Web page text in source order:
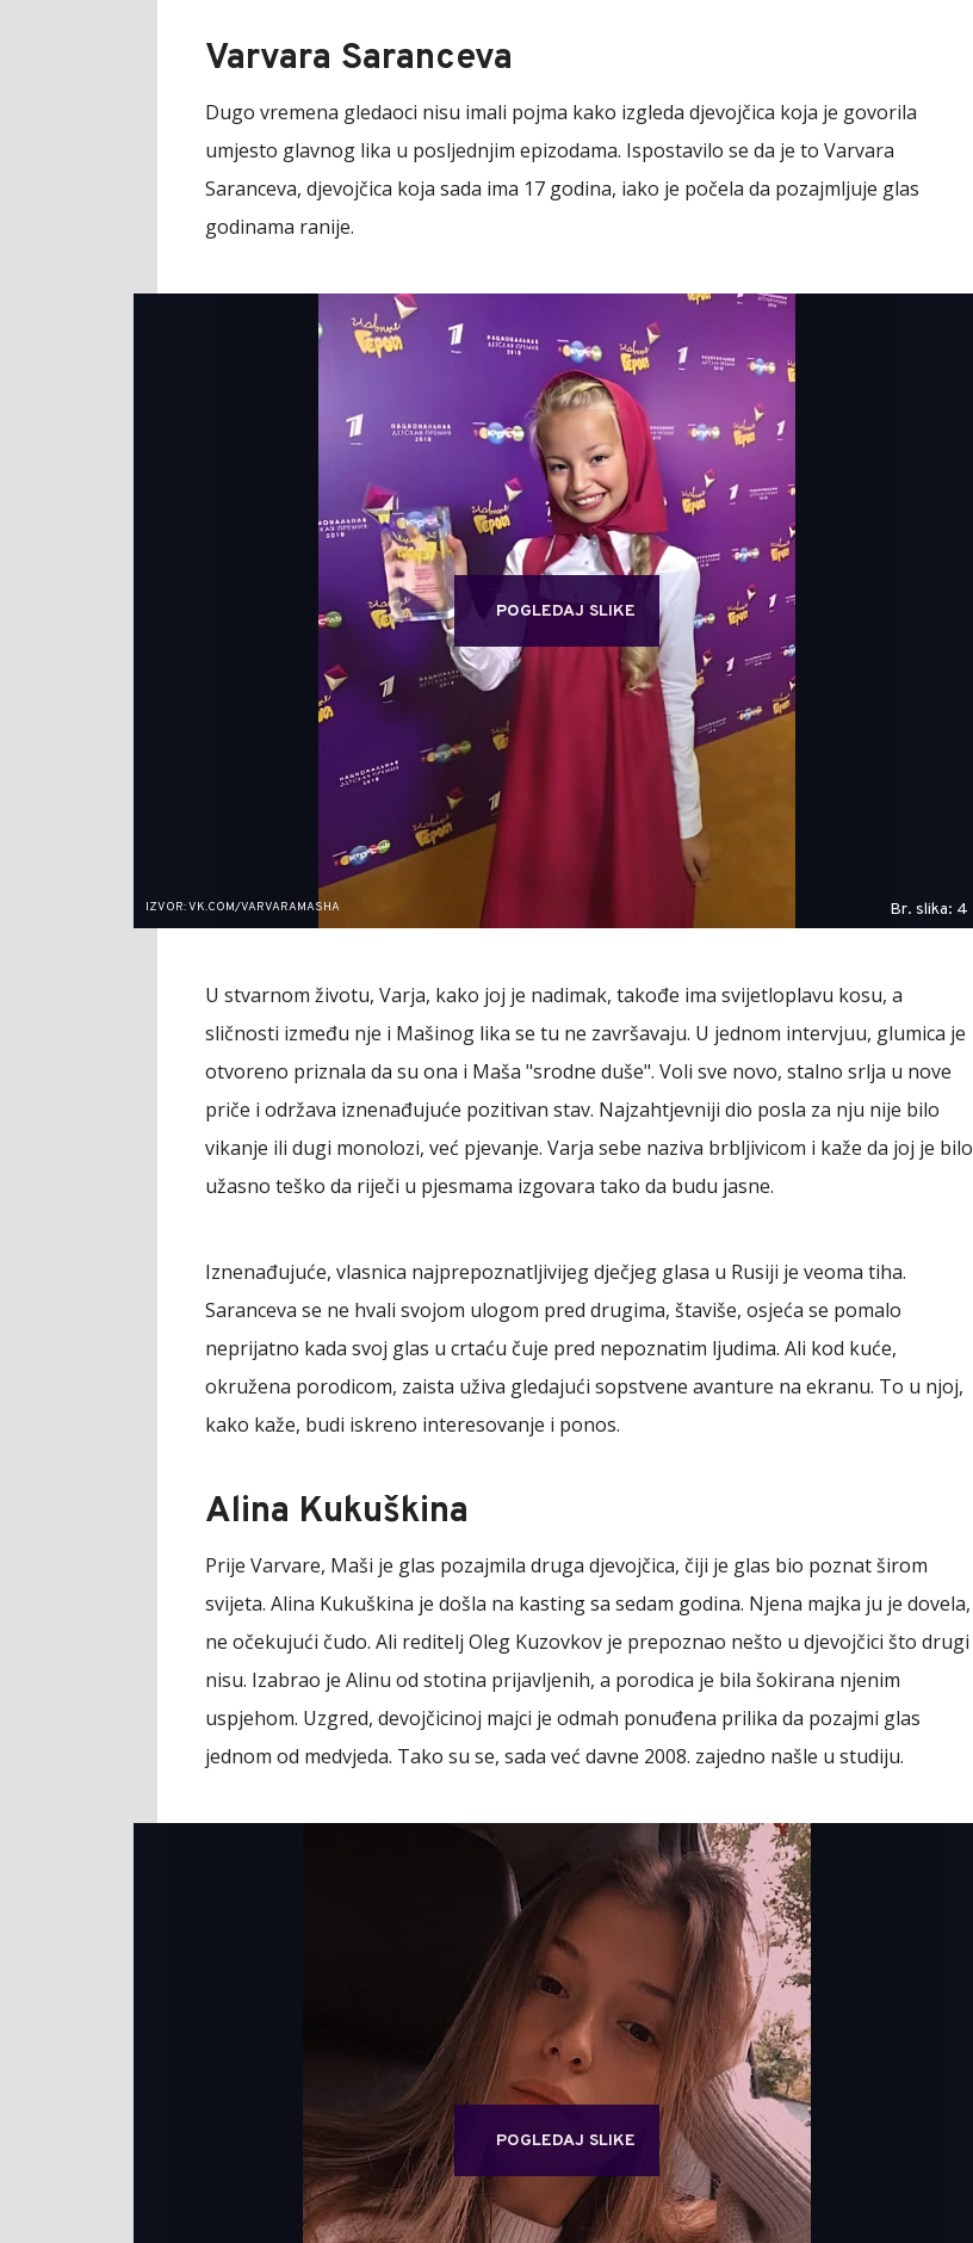
Varvara Saranceva
Dugo vremena gledaoci nisu imali pojma kako izgleda djevojčica koja je govorila
umjesto glavnog lika u posljednjim epizodama. Ispostavilo se da je to Varvara
Saranceva, djevojčica koja sada ima 17 godina, iako je počela da pozajmljuje glas
godinama ranije.
POGLEDAJ SLIKE
IZVOR: VK.COM/VARVARAMASHA Br. slika: 4
U stvarnom životu, Varja, kako joj je nadimak, takođe ima svijetloplavu kosu, a
sličnosti između nje i Mašinog lika se tu ne završavaju. U jednom intervjuu, glumica je
otvoreno priznala da su ona i Maša "srodne duše". Voli sve novo, stalno srlja u nove
priče i održava iznenađujuće pozitivan stav. Najzahtjevniji dio posla za nju nije bilo
vikanje ili dugi monolozi, već pjevanje. Varja sebe naziva brbljivicom i kaže da joj je bilo
užasno teško da riječi u pjesmama izgovara tako da budu jasne.
Iznenađujuće, vlasnica najprepoznatljivijeg dječjeg glasa u Rusiji je veoma tiha.
Saranceva se ne hvali svojom ulogom pred drugima, štaviše, osjeća se pomalo
neprijatno kada svoj glas u crtaću čuje pred nepoznatim ljudima. Ali kod kuće,
okružena porodicom, zaista uživa gledajući sopstvene avanture na ekranu. To u njoj,
kako kaže, budi iskreno interesovanje i ponos.
Alina Kukuškina
Prije Varvare, Maši je glas pozajmila druga djevojčica, čiji je glas bio poznat širom
svijeta. Alina Kukuškina je došla na kasting sa sedam godina. Njena majka ju je dovela,
ne očekujući čudo. Ali reditelj Oleg Kuzovkov je prepoznao nešto u djevojčici što drugi
nisu. Izabrao je Alinu od stotina prijavljenih, a porodica je bila šokirana njenim
uspjehom. Uzgred, devojčicinoj majci je odmah ponuđena prilika da pozajmi glas
jednom od medvjeda. Tako su se, sada već davne 2008. zajedno našle u studiju.
POGLEDAJ SLIKE